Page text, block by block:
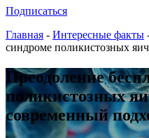
Подписаться
Главная - Интересные факты
синдроме поликистозных
Преодоление
поликистозных
современный